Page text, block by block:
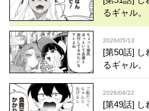
るギャル。
2026/05/13
[第50話] し
るギャル。
2026/04/22
[第49話] し